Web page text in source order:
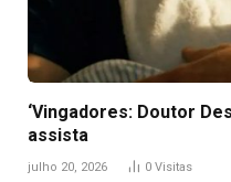
‘Vingadores: Doutor
assista
julho 20, 2026 0 Visitas